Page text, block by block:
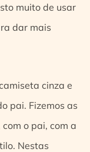
muito de usar
dar mais
cinza e
pai. Fizemos as
o pai, com a
Nestas